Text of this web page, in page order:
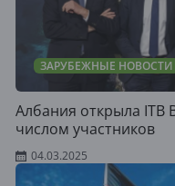
ЗАРУБЕЖНЫЕ НОВОСТИ
Албания открыла ITB
числом участников
04.03.2025